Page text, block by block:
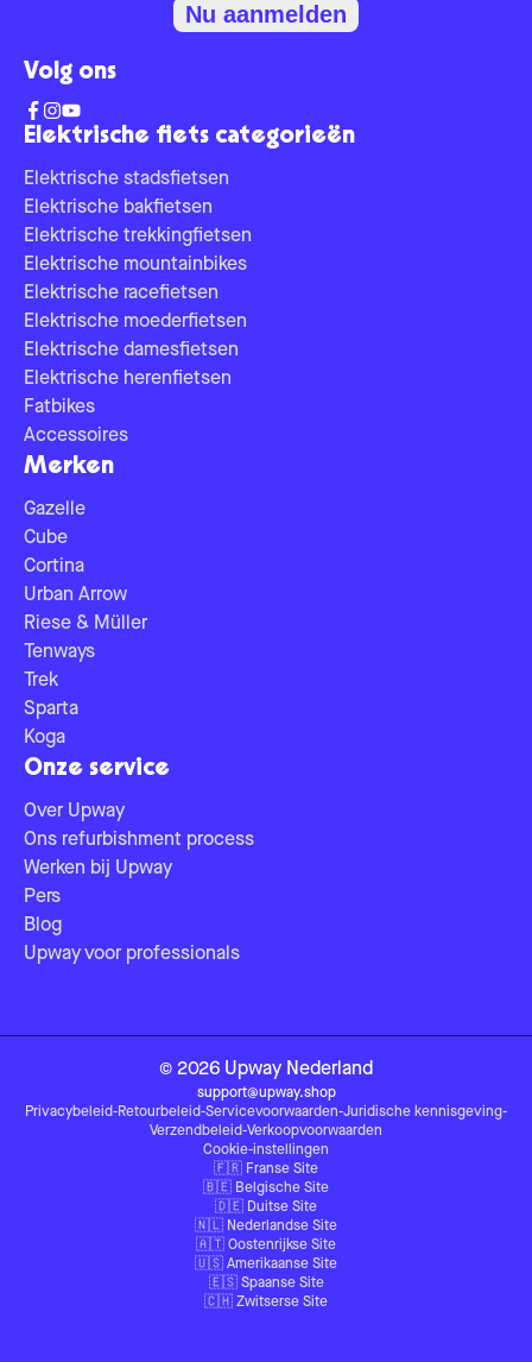
Elektrische fiets categorieën
Elektrische stadsfietsen
Elektrische bakfietsen
Elektrische trekkingfietsen
Elektrische mountainbikes
Elektrische racefietsen
Elektrische moederfietsen
Elektrische damesfietsen
Elektrische herenfietsen
Fatbikes
Accessoires
Merken
Gazelle
Cube
Cortina
Urban Arrow
Riese & Müller
Tenways
Trek
Sparta
Koga
Onze service
Over Upway
Ons refurbishment process
Werken bij Upway
Pers
Blog
Upway voor professionals
Nu aanmelden
Volg ons
© 2026 Upway Nederland
support@upway.shop
Privacybeleid-Retourbeleid-Servicevoorwaarden-Juridische kennisgeving-
Verzendbeleid-Verkoopvoorwaarden
Cookie-instellingen
🇫🇷 Franse Site
🇧🇪 Belgische Site
🇩🇪 Duitse Site
🇳🇱 Nederlandse Site
🇦🇹 Oostenrijkse Site
🇺🇸 Amerikaanse Site
🇪🇸 Spaanse Site
🇨🇭 Zwitserse Site